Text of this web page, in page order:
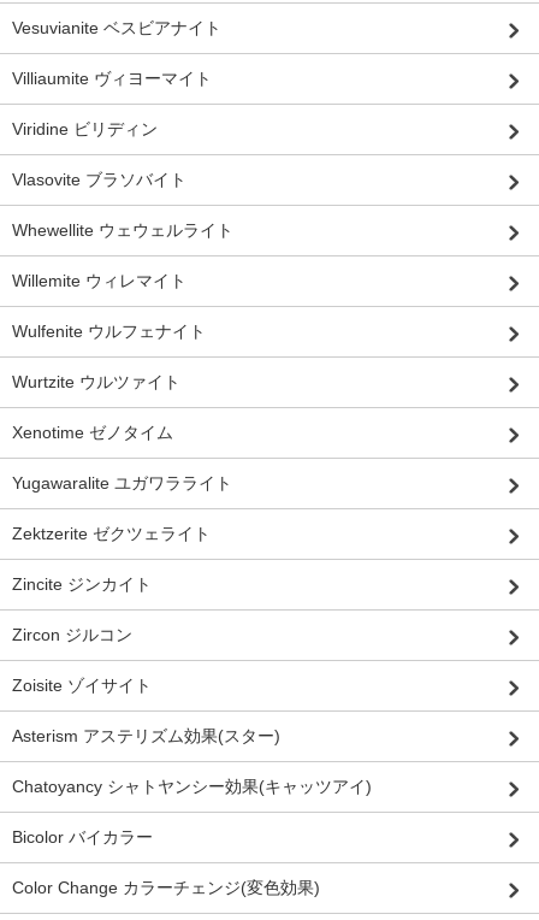
Vesuvianite ベスビアナイト
Villiaumite ヴィヨーマイト
Viridine ビリディン
Vlasovite ブラソバイト
Whewellite ウェウェルライト
Willemite ウィレマイト
Wulfenite ウルフェナイト
Wurtzite ウルツァイト
Xenotime ゼノタイム
Yugawaralite ユガワラライト
Zektzerite ゼクツェライト
Zincite ジンカイト
Zircon ジルコン
Zoisite ゾイサイト
Asterism アステリズム効果(スター)
Chatoyancy シャトヤンシー効果(キャッツアイ)
Bicolor バイカラー
Color Change カラーチェンジ(変色効果)